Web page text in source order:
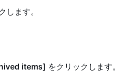
します。
items] をクリックします。